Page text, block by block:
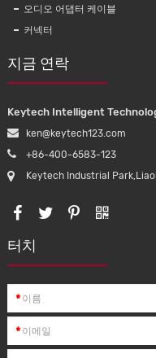
오디오 어댑터 케이블
커넥터
지금 연락
Keytech Intelligent
ken@keytech123.com
+86-400-6583-123
Keytech Industrial
터치
*
*